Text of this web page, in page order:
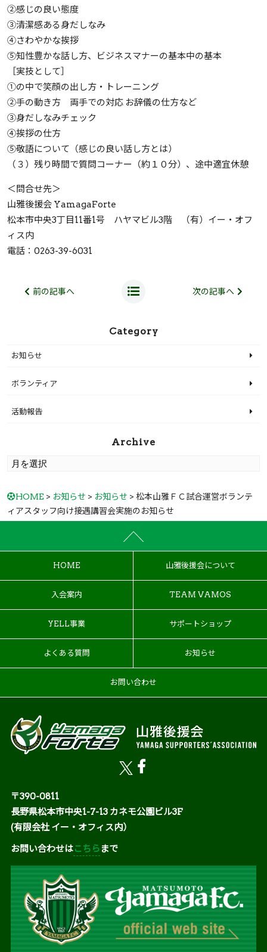
②感じの良い態度
③清潔感ある身だしなみ
④さわやかな挨拶
⑤知性豊かな話し方、ビジネスマナーの基本中の基本
［実技として］
①の中で笑顔の出し方・トレーニング
②手の動き方 両手での対応 お辞儀の仕方など
③身だしなみチェック
④挨拶の仕方
⑤敬語について（感じの良い話し方とは）
（３）残り時間で質問コーナー（約１０分）、途中適宜休憩
＜問合せ先＞
山雅後援会 YamagaForte
松本市中央3丁目11番1号 ハヤマビル3階 （有）イー・オフ
ィス内
電話：0263-39-6031
前の記事へ 次の記事へ
Category
お知らせ
ボランティア
活動報告
Archive
HOME > お知らせ > お知らせ > 松本山雅ＦＣ試合運営ボランテ
ィアスタッフ向け接遇講習会実施のお知らせ
HOME 山雅後援会について
入会案内 TEAM VAMOS
YELL事業 サポートショップ
よくある質問 お知らせ
お問い合わせ
〒390-0811
長野県松本市中央1-7-13 カネモ公園ビル3F
(有限会社 イー・オフィス内）
お問い合わせはこちら まで